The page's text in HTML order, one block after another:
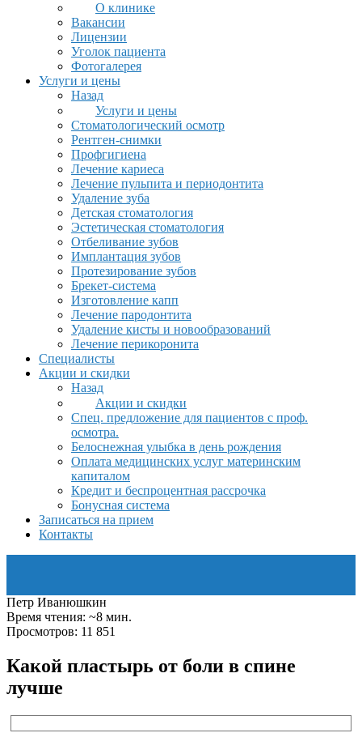
О клинике
Вакансии
Лицензии
Уголок пациента
Фотогалерея
Услуги и цены
Назад
Услуги и цены
Стоматологический осмотр
Рентген-снимки
Профгигиена
Лечение кариеса
Лечение пульпита и периодонтита
Удаление зуба
Детская стоматология
Эстетическая стоматология
Отбеливание зубов
Имплантация зубов
Протезирование зубов
Брекет-система
Изготовление капп
Лечение пародонтита
Удаление кисты и новообразований
Лечение перикоронита
Специалисты
Акции и скидки
Назад
Акции и скидки
Спец. предложение для пациентов с проф.
осмотра.
Белоснежная улыбка в день рождения
Оплата медицинских услуг материнским
капиталом
Кредит и беспроцентная рассрочка
Бонусная система
Записаться на прием
Контакты
Петр Иванюшкин
Время чтения: ~8 мин.
Просмотров: 11 851
Какой пластырь от боли в спине
лучше